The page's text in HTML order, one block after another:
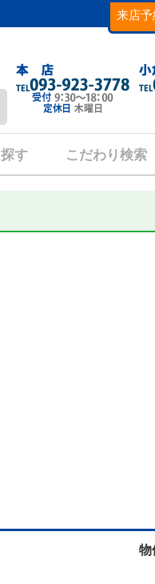
来店予
す こだわり検索
物